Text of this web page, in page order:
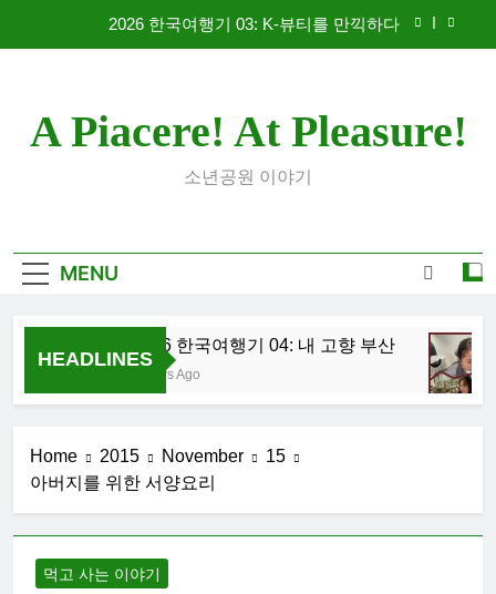
2026 한국여행기 03: K-뷰티를 만끽하다
2026 한국여행기 02: 82쿡 덕분에 만난 사람들
2026 한국여행기 04: 내 고향 부산
대학 신입생 오리엔테이션과 남편 수술후 회복
A Piacere! At Pleasure!
소년공원 이야기
MENU
HEADLINES
2026 한국여행기 04: 내 고향 부산
2 Days Ago
Home 2015 November
15
아버지를 위한 서양요리
먹고 사는 이야기